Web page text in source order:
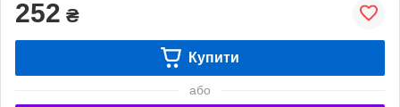
252 ₴
Купити
або